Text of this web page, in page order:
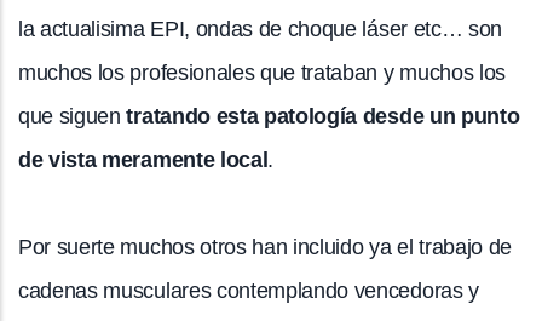
la actualisima EPI, ondas de choque láser etc… son
muchos los profesionales que trataban y muchos los
que siguentratando esta patología desde un punto
de vista meramente local .
Por suerte muchos otros han incluido ya el trabajo de
cadenas musculares contemplando vencedoras y